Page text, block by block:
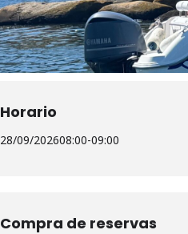
Horario
28/09/202608:00-09:00
Compra de reservas